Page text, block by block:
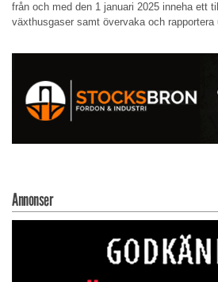
från och med den 1 januari 2025 inneha ett
växthusgaser samt övervaka och
Annonser